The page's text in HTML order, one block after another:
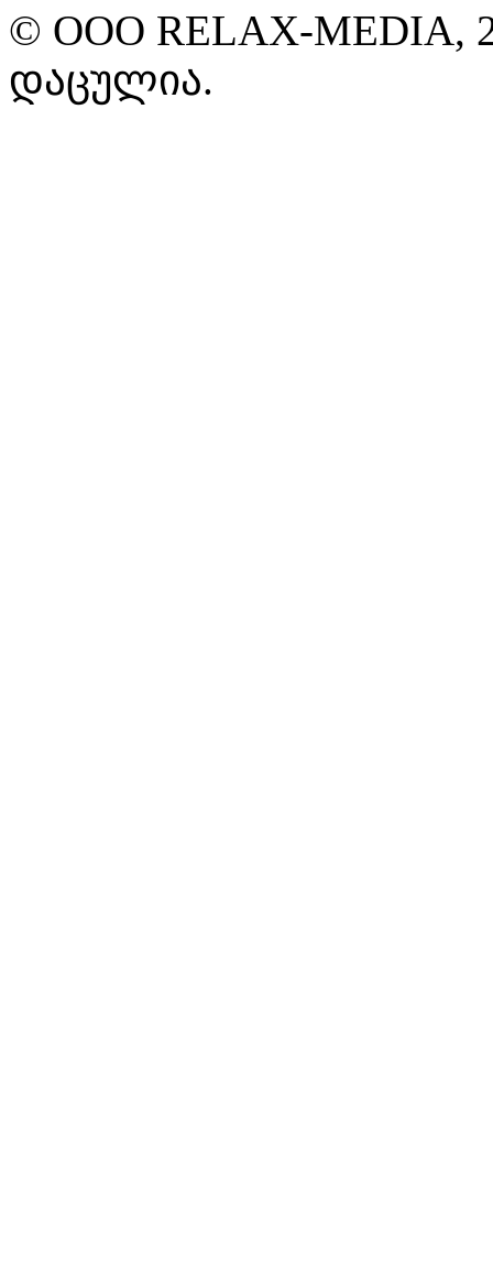
© ООО RELAX-MEDIA,
დაცულია.